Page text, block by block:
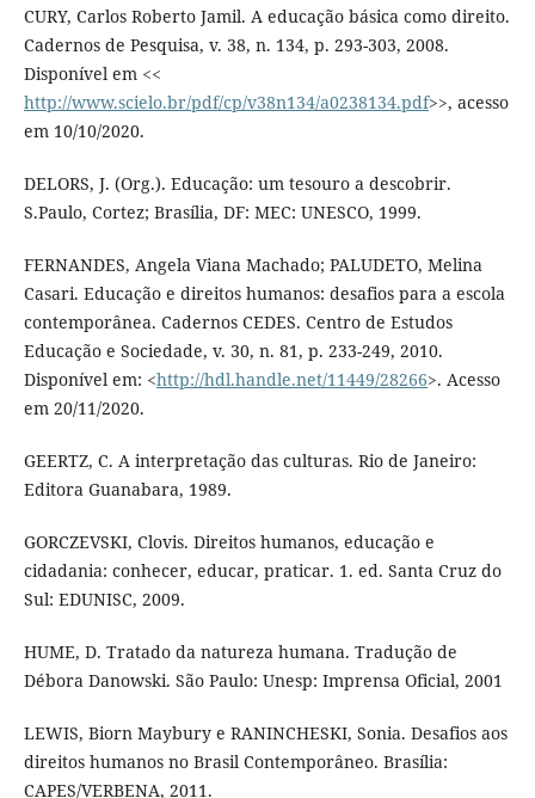
CURY, Carlos Roberto Jamil. A educação básica como direito.
Cadernos de Pesquisa, v. 38, n. 134, p. 293-303, 2008.
Disponível em <<
http://www.scielo.br/pdf/cp/v38n134/a0238134.pdf>>, acesso
em 10/10/2020.
DELORS, J. (Org.). Educação: um tesouro a descobrir.
S.Paulo, Cortez; Brasília, DF: MEC: UNESCO, 1999.
FERNANDES, Angela Viana Machado; PALUDETO, Melina
Casari. Educação e direitos humanos: desafios para a escola
contemporânea. Cadernos CEDES. Centro de Estudos
Educação e Sociedade, v. 30, n. 81, p. 233-249, 2010.
Disponível em: <http://hdl.handle.net/11449/28266>. Acesso
em 20/11/2020.
GEERTZ, C. A interpretação das culturas. Rio de Janeiro:
Editora Guanabara, 1989.
GORCZEVSKI, Clovis. Direitos humanos, educação e
cidadania: conhecer, educar, praticar. 1. ed. Santa Cruz do
Sul: EDUNISC, 2009.
HUME, D. Tratado da natureza humana. Tradução de
Débora Danowski. São Paulo: Unesp: Imprensa Oficial, 2001
LEWIS, Biorn Maybury e RANINCHESKI, Sonia. Desafios aos
direitos humanos no Brasil Contemporâneo. Brasília:
CAPES/VERBENA, 2011.